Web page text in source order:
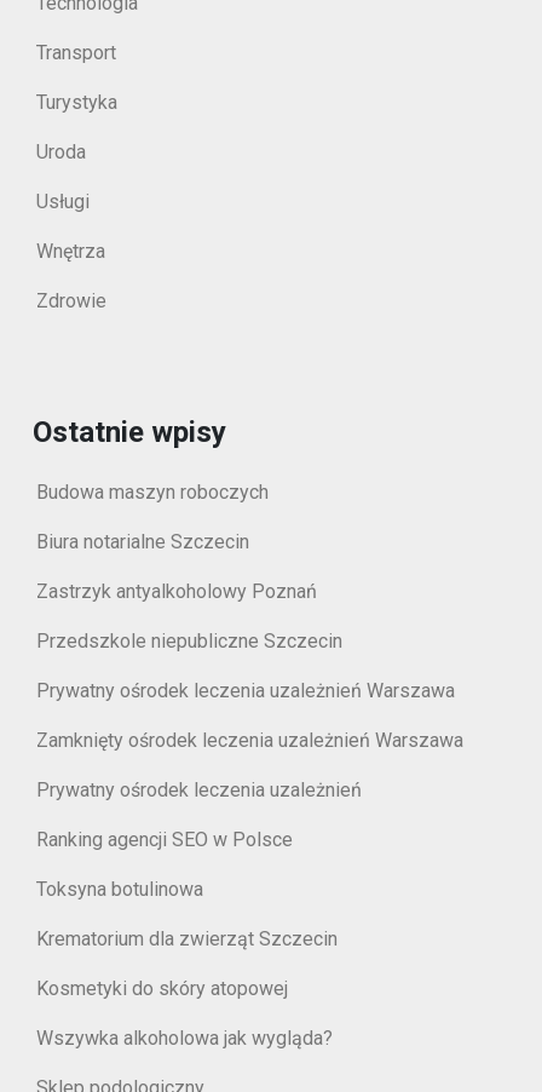
Transport
Turystyka
Uroda
Usługi
Wnętrza
Zdrowie
Ostatnie wpisy
Budowa maszyn roboczych
Biura notarialne Szczecin
Zastrzyk antyalkoholowy Poznań
Przedszkole niepubliczne Szczecin
Prywatny ośrodek leczenia uzależnień Warszawa
Zamknięty ośrodek leczenia uzależnień Warszawa
Prywatny ośrodek leczenia uzależnień
Ranking agencji SEO w Polsce
Toksyna botulinowa
Krematorium dla zwierząt Szczecin
Kosmetyki do skóry atopowej
Wszywka alkoholowa jak wygląda?